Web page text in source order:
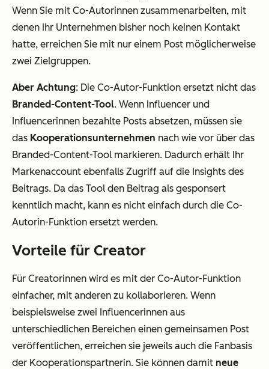
Wenn Sie mit Co-Autorinnen zusammenarbeiten, mit
denen Ihr Unternehmen bisher noch keinen Kontakt
hatte, erreichen Sie mit nur einem Post möglicherweise
zwei Zielgruppen.
Aber Achtung: Die Co-Autor-Funktion ersetzt nicht das
Branded-Content-Tool. Wenn Influencer und
Influencerinnen bezahlte Posts absetzen, müssen sie
das Kooperationsunternehmen nach wie vor über das
Branded-Content-Tool markieren. Dadurch erhält Ihr
Markenaccount ebenfalls Zugriff auf die Insights des
Beitrags. Da das Tool den Beitrag als gesponsert
kenntlich macht, kann es nicht einfach durch die Co-
Autorin-Funktion ersetzt werden.
Vorteile für Creator
Für Creatorinnen wird es mit der Co-Autor-Funktion
einfacher, mit anderen zu kollaborieren. Wenn
beispielsweise zwei Influencerinnen aus
unterschiedlichen Bereichen einen gemeinsamen Post
veröffentlichen, erreichen sie jeweils auch die Fanbasis
der Kooperationspartnerin. Sie können damit neue